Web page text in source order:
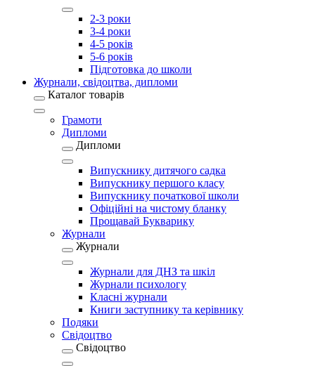
2-3 роки
3-4 роки
4-5 років
5-6 років
Підготовка до школи
Журнали, свідоцтва, дипломи
Каталог товарів
Грамоти
Дипломи
Дипломи
Випускнику дитячого садка
Випускнику першого класу
Випускнику початкової школи
Офіційні на чистому бланку
Прощавай Букварику
Журнали
Журнали
Журнали для ДНЗ та шкіл
Журнали психологу
Класні журнали
Книги заступнику та керівнику
Подяки
Свідоцтво
Свідоцтво